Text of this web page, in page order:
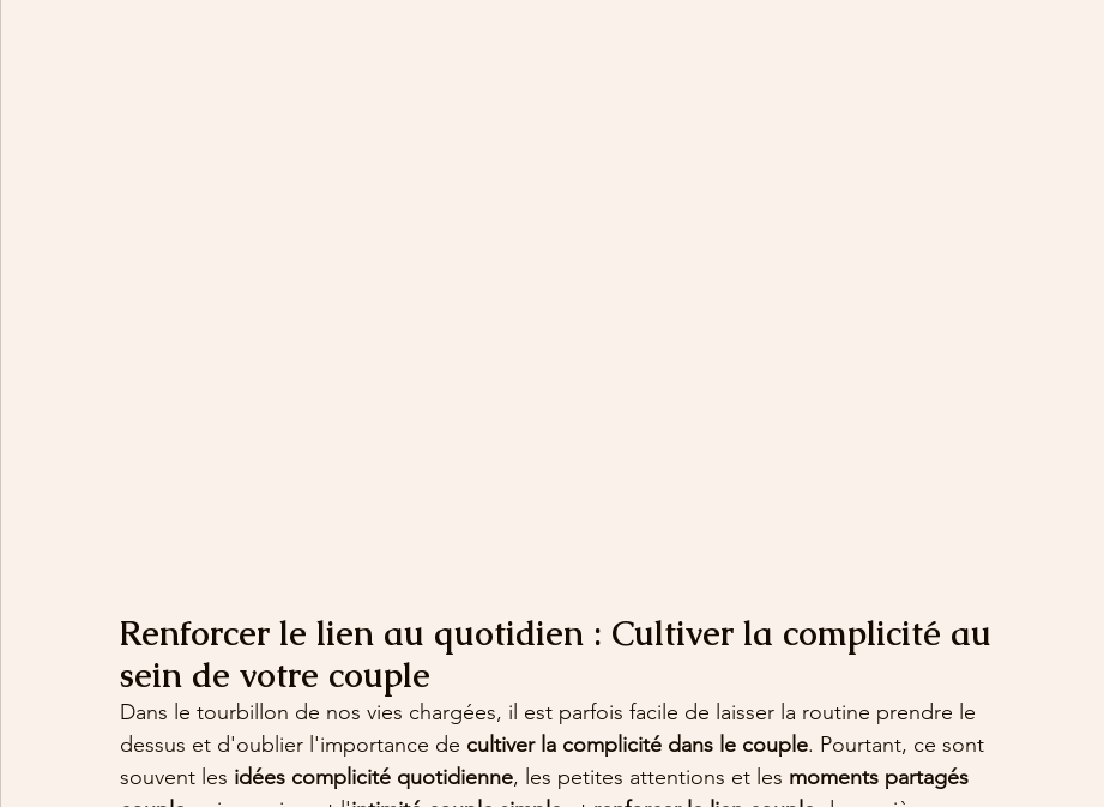
Renforcer le lien au quotidien : Cultiver la complicité au
sein de votre couple
Dans le tourbillon de nos vies chargées, il est parfois facile de laisser la routine prendre le
dessus et d'oublier l'importance de cultiver la complicité dans le couple. Pourtant, ce sont
souvent les idées complicité quotidienne, les petites attentions et les moments partagés